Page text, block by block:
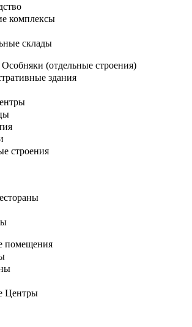
комплексы
склады
(отдельные строения)
здания
строения
помещения
Центры